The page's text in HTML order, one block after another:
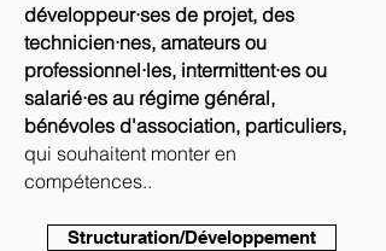
développeur·ses de projet, des
technicien·nes, amateurs ou
professionnel·les, intermittent·es ou
salarié·es au régime général,
bénévoles d'association, particuliers,
qui souhaitent monter en
compétences..
Structuration/Développement